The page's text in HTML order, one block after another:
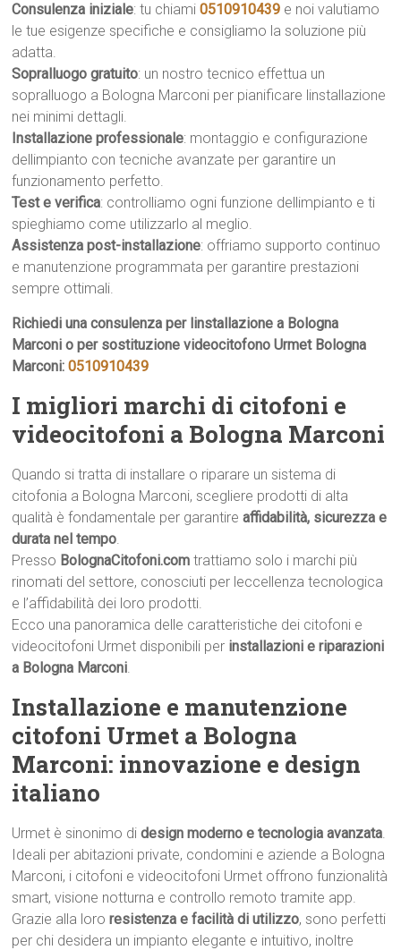
Consulenza iniziale: tu chiami0510910439 e noi valutiamo
le tue esigenze specifiche e consigliamo la soluzione più
adatta.
Sopralluogo gratuito: un nostro tecnico effettua un
sopralluogo a Bologna Marconi per pianificare linstallazione
nei minimi dettagli.
Installazione professionale: montaggio e configurazione
dellimpianto con tecniche avanzate per garantire un
funzionamento perfetto.
Test e verifica: controlliamo ogni funzione dellimpianto e ti
spieghiamo come utilizzarlo al meglio.
Assistenza post-installazione: offriamo supporto continuo
e manutenzione programmata per garantire prestazioni
sempre ottimali.
Richiedi una consulenza per linstallazione a Bologna
Marconi o per sostituzione videocitofono Urmet Bologna
Marconi: 0510910439
I migliori marchi di citofoni e
videocitofoni a Bologna Marconi
Quando si tratta di installare o riparare un sistema di
citofonia a Bologna Marconi, scegliere prodotti di alta
qualità è fondamentale per garantireaffidabilità, sicurezza e
durata nel tempo.
Presso BolognaCitofoni.com trattiamo solo i marchi più
rinomati del settore, conosciuti per leccellenza tecnologica
e l’affidabilità dei loro prodotti.
Ecco una panoramica delle caratteristiche dei citofoni e
videocitofoni Urmet disponibili per installazioni e riparazioni
a Bologna Marconi.
Installazione e manutenzione
citofoni Urmet a Bologna
Marconi: innovazione e design
italiano
Urmet è sinonimo didesign moderno e tecnologia avanzata.
Ideali per abitazioni private, condomini e aziende a Bologna
Marconi, i citofoni e videocitofoni Urmet offrono funzionalità
smart, visione notturna e controllo remoto tramite app.
Grazie alla lororesistenza e facilità di utilizzo, sono perfetti
per chi desidera un impianto elegante e intuitivo, inoltre